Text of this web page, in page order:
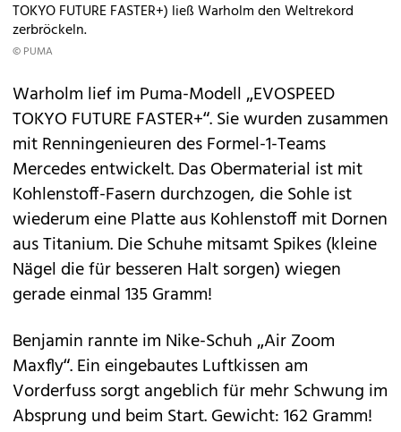
TOKYO FUTURE FASTER+) ließ Warholm den Weltrekord
zerbröckeln.
© PUMA
Warholm lief im Puma-Modell „EVOSPEED
TOKYO FUTURE FASTER+“. Sie wurden zusammen
mit Renningenieuren des Formel-1-Teams
Mercedes entwickelt. Das Obermaterial ist mit
Kohlenstoff-Fasern durchzogen, die Sohle ist
wiederum eine Platte aus Kohlenstoff mit Dornen
aus Titanium. Die Schuhe mitsamt Spikes (kleine
Nägel die für besseren Halt sorgen) wiegen
gerade einmal 135 Gramm!
Benjamin rannte im Nike-Schuh „Air Zoom
Maxfly“. Ein eingebautes Luftkissen am
Vorderfuss sorgt angeblich für mehr Schwung im
Absprung und beim Start. Gewicht: 162 Gramm!